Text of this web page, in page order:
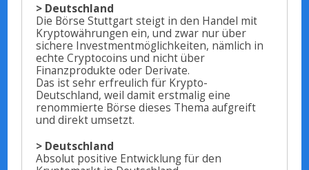
> Deutschland
Die Börse Stuttgart steigt in den Handel mit
Kryptowährungen ein, und zwar nur über
sichere Investmentmöglichkeiten, nämlich in
echte Cryptocoins und nicht über
Finanzprodukte oder Derivate.
Das ist sehr erfreulich für Krypto-
Deutschland, weil damit erstmalig eine
renommierte Börse dieses Thema aufgreift
und direkt umsetzt.
> Deutschland
Absolut positive Entwicklung für den